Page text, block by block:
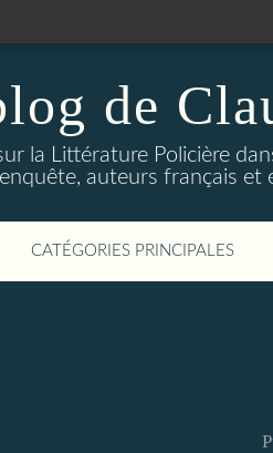
de
la Littérature Policière
auteurs français et
CATÉGORIES PRINCIPALES